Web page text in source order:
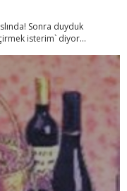
Sonra duyduk
isterim` diyor...